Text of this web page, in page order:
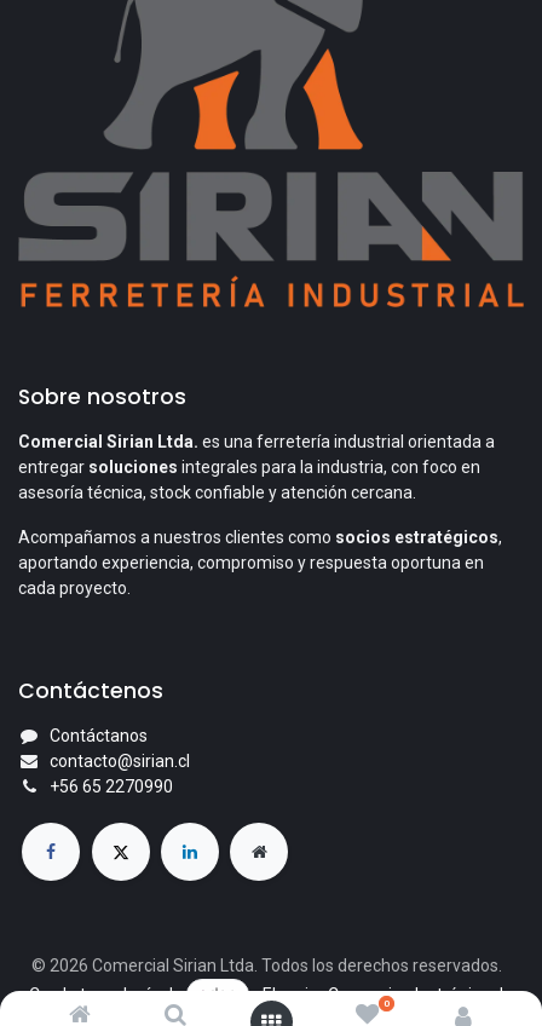
0
Sobre nosotros
Comercial Sirian Ltda. es una ferretería industrial orientada a
entregar soluciones integrales para la industria, con foco en
asesoría técnica, stock confiable y atención cercana.
Acompañamos a nuestros clientes como socios estratégicos,
aportando experiencia, compromiso y respuesta oportuna en
cada proyecto.
Contáctenos
Contáctanos
contacto@sirian.cl
+56 65 2270990
© 2026 Comercial Sirian Ltda. Todos los derechos reservados.
Con la tecnología de
- El mejorComercio electrónico de